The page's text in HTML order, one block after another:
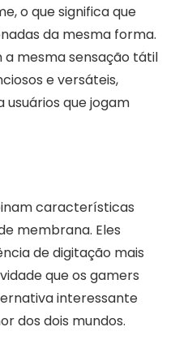
o que significa que
da mesma forma.
mesma sensação tátil
e versáteis,
que jogam
características
membrana. Eles
de digitação mais
que os gamers
interessante
dos dois mundos.